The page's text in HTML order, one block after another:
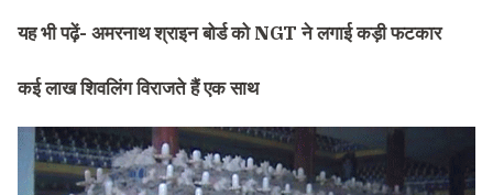
यह भी पढ़ें- अमरनाथ श्राइन बोर्ड को NGT ने लगाई कड़ी फटकार
कई लाख शिवलिंग विराजते हैं एक साथ